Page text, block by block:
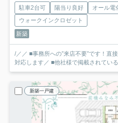
駐車2台可 陽当り良好 オール電
ウォークインクロゼット
新築
/／／ ■事務所への”来店不要”です！直
対応します／ ■他社様で掲載されてい
新築一戸建